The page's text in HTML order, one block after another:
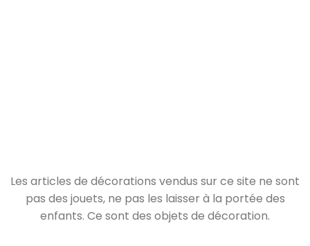
Les articles de décorations vendus sur ce site ne sont
pas des jouets, ne pas les laisser à la portée des
enfants. Ce sont des objets de décoration.